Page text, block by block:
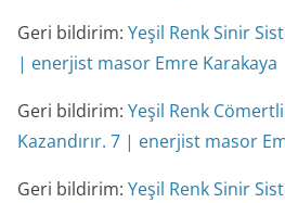
Geri bildirim: Yeşil Renk Sinir
| enerjist masor Emre Karakaya
Geri bildirim: Yeşil Renk
Kazandırır. 7 | enerjist masor
Geri bildirim: Yeşil Renk Sinir